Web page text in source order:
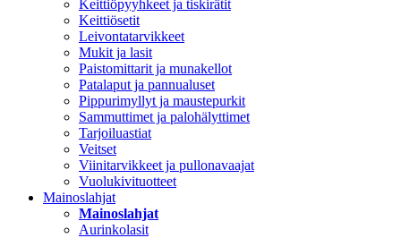
Keittiöpyyhkeet ja tiskirätit
Keittiösetit
Leivontatarvikkeet
Mukit ja lasit
Paistomittarit ja munakellot
Patalaput ja pannualuset
Pippurimyllyt ja maustepurkit
Sammuttimet ja palohälyttimet
Tarjoiluastiat
Veitset
Viinitarvikkeet ja pullonavaajat
Vuolukivituotteet
Mainoslahjat
Mainoslahjat
Aurinkolasit